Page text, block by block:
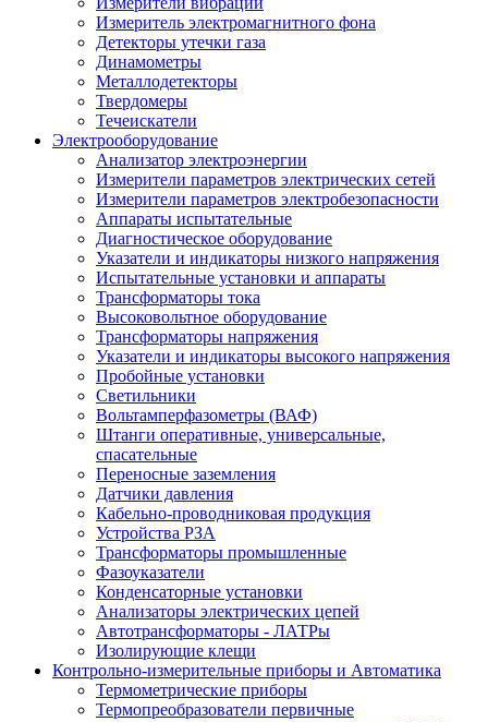
Измеритель электромагнитного фона
Детекторы утечки газа
Динамометры
Металлодетекторы
Твердомеры
Течеискатели
Электрооборудование
Анализатор электроэнергии
Измерители параметров электрических сетей
Измерители параметров электробезопасности
Аппараты испытательные
Диагностическое оборудование
Указатели и индикаторы низкого напряжения
Испытательные установки и аппараты
Трансформаторы тока
Высоковольтное оборудование
Трансформаторы напряжения
Указатели и индикаторы высокого напряжения
Пробойные установки
Светильники
Вольтамперфазометры (ВАФ)
Штанги оперативные, универсальные,
спасательные
Переносные заземления
Датчики давления
Кабельно-проводниковая продукция
Устройства РЗА
Трансформаторы промышленные
Фазоуказатели
Конденсаторные установки
Анализаторы электрических цепей
Автотрансформаторы - ЛАТРы
Изолирующие клещи
Контрольно-измерительные приборы и Автоматика
Термометрические приборы
Термопреобразователи первичные